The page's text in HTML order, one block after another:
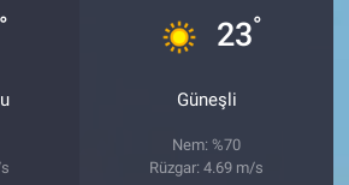
° 23°
Güneşli
Nem: %70
Rüzgar: 4.69 m/s